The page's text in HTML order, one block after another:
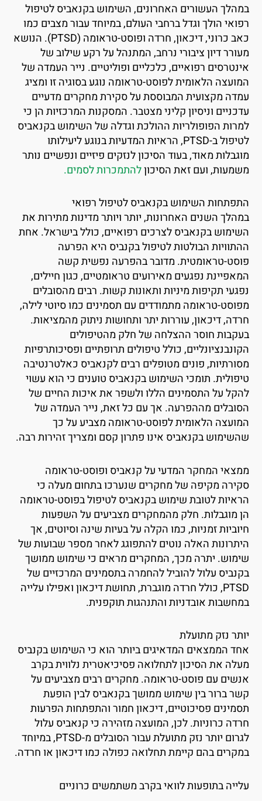
העשורים האחרונים, השימוש בקנאביס לטיפול
הולך וגדל ברחבי העולם, במיוחד עבור מצבים כמו
כאב כרוני, דיכאון, חרדה ופוסט-טראומה (PTSD). הנושא
דיון ציבורי נרחב, המתנהל על רקע שילוב של
רפואיים, כלכליים ופוליטיים. נייר העמדה של
הלאומית לפוסט-טראומה נוגע בסוגיה זו ומציג
מקצועית המבוססת על סקירת מחקרים מדעיים
וניסיון קליני מצטבר. המסקנות המרכזיות הן כי
הפופולריות ההולכת וגדלה של השימוש בקנאביס
לטיפול ב-PTSD, הראיות המדעיות בנוגע ליעילותו
מאוד, בעוד הסיכון לנזקים פיזיים ונפשיים נותר
ועם זאת הסיכוןלהתמכרות לסמים.
השימוש בקנאביס לטיפול רפואי
השנים האחרונות, יותר ויותר מדינות מתירות את
בקנאביס לצרכים רפואיים, כולל בישראל. אחת
הבולטות לטיפול בקנביס היא הפרעה
טראומטית. מדובר בהפרעה נפשית קשה
נפגעים מאירועים טראומטיים, כגון חיילים,
תקיפות מיניות ותאונות קשות. רבים מהסובלים
טראומה מתמודדים עם תסמינים כמו סיוטי לילה,
דיכאון, עוררות יתר ותחושות ניתוק מהמציאות.
חוסר ההצלחה של חלק מהטיפולים
כולל טיפולים תרופתיים ופסיכותרפיות
פונים מטופלים רבים לקנאביס כאלטרנטיבה
תומכי השימוש בקנאביס טוענים כי הוא עשוי
על התסמינים הללו ולשפר את איכות החיים של
מההפרעה. אך עם כל זאת, נייר העמדה של
הלאומית לפוסט-טראומה מצביע על כך
בקנאביס אינו פתרון קסם ומצריך זהירות רבה.
המחקר המדעי על קנאביס ופוסט-טראומה
מקיפה של מחקרים שנערכו בתחום מעלה כי
לטובת שימוש בקנאביס לטיפול בפוסט-טראומה
מוגבלות. חלק מהמחקרים מצביעים על השפעות
זמניות, כמו הקלה על בעיות שינה וסיוטים, אך
האלה נוטים להתפוגג לאחר מספר שבועות של
יתרה מכך, המחקרים מראים כי שימוש ממושך
עלול להוביל להחמרה בתסמינים המרכזיים של
PTSD, כולל חרדה מוגברת, תחושת דיכאון ואפילו עלייה
אובדניות והתנהגות תוקפנית.
נזק מתועלת
הממצאים המדאיגים ביותר הוא כי השימוש בקנביס
את הסיכון לתחלואה פסיכיאטרית נלווית בקרב
עם פוסט-טראומה. מחקרים רבים מצביעים על
ברור בין שימוש ממושך בקנאביס לבין הופעת
פסיכוטיים, דיכאון חמור והתפתחות הפרעות
כרוניות. לכן, המועצה מזהירה כי קנאביס עלול
לגרום יותר נזק מתועלת עבור הסובלים מ-PTSD, במיוחד
בהם קיימת תחלואה כפולה כמו דיכאון או חרדה.
בתופעות לוואי בקרב משתמשים כרוניים